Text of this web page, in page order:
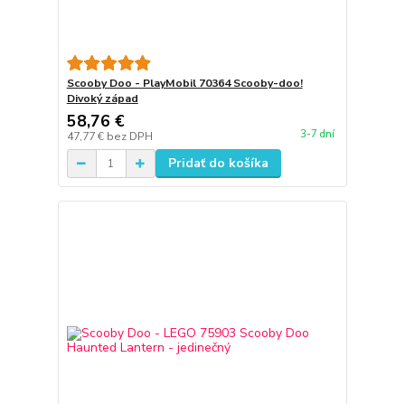
Scooby Doo - PlayMobil 70364 Scooby-doo!
Divoký západ
58,76 €
47,77 € bez DPH 3-7 dní
Pridať do košíka